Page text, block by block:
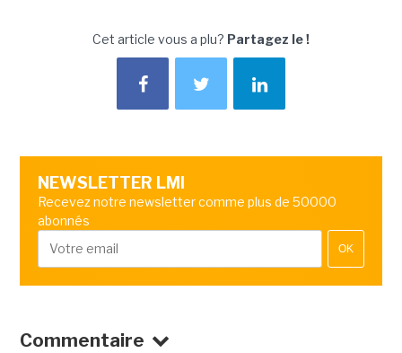
Cet article vous a plu? Partagez le !
NEWSLETTER LMI
Recevez notre newsletter comme plus de 50000
abonnés
OK
Commentaire